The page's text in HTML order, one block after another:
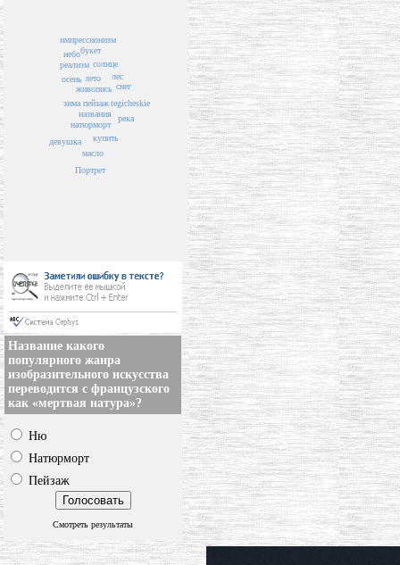
пейзаж
названия
живопись
лето
натюрморт
купить
солнце
лес
зима
осень
букет
масло
река
снег
tegicheskie
реализм
небо
импрессионизм
Портрет
девушка
Название какого
популярного жанра
изобразительного искусства
переводится с французского
как «мертвая натура»?
Ню
Натюрморт
Пейзаж
Смотреть результаты